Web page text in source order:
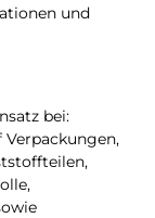
und
bei: